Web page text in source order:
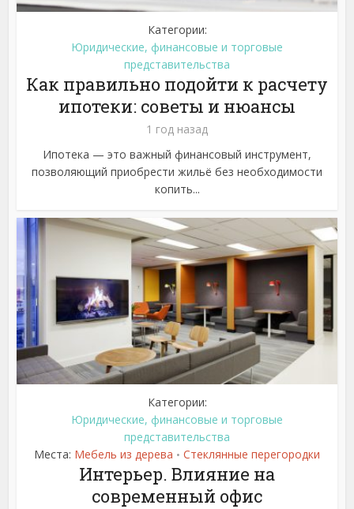
Категории:
Юридические, финансовые и торговые
представительства
Как правильно подойти к расчету
ипотеки: советы и нюансы
1 год назад
Ипотека — это важный финансовый инструмент,
позволяющий приобрести жильё без необходимости
копить...
Категории:
Юридические, финансовые и торговые
представительства
Места: Мебель из дерева • Стеклянные перегородки
Интерьер. Влияние на
современный офис